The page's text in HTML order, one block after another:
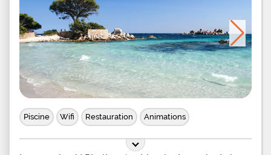
Piscine Wifi Restauration Animations